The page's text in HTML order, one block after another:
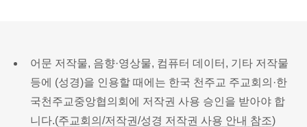
어문 저작물, 음향·영상물, 컴퓨터 데이터, 기타 저작물
등에 (성경)을 인용할 때에는 한국 천주교 주교회의·한
국천주교중앙협의회에 저작권 사용 승인을 받아야 합
니다.(주교회의/저작권/성경 저작권 사용 안내 참조)